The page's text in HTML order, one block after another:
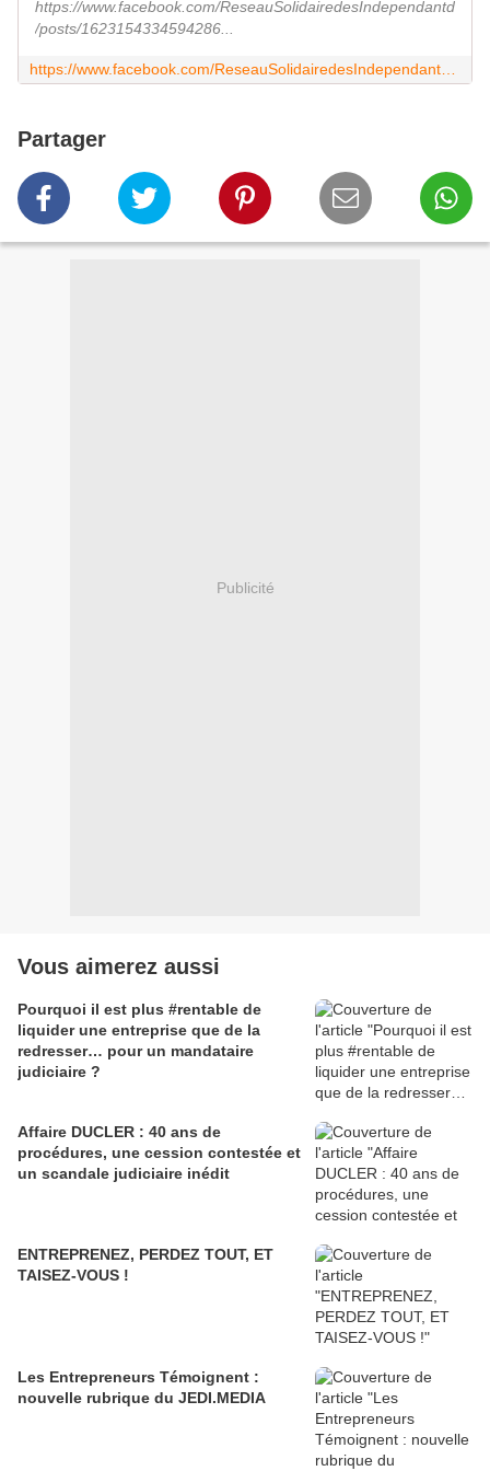
https://www.facebook.com/ReseauSolidairedesIndependantd
/posts/1623154334594286...
Partager
Publicité
Vous aimerez aussi
Pourquoi il est plus #rentable de
liquider une entreprise que de la
redresser… pour un mandataire
judiciaire ?
Affaire DUCLER : 40 ans de
procédures, une cession contestée et
un scandale judiciaire inédit
ENTREPRENEZ, PERDEZ TOUT, ET
TAISEZ-VOUS !
Les Entrepreneurs Témoignent :
nouvelle rubrique du JEDI.MEDIA